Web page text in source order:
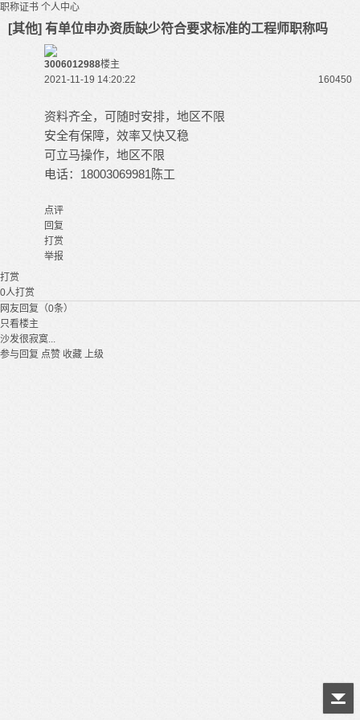
职称证书 个人中心
[其他] 有单位申办资质缺少符合要求标准的工程师职称吗
3006012988楼主
2021-11-19 14:20:22
160450
资料齐全，可随时安排，地区不限
安全有保障，效率又快又稳
可立马操作，地区不限
电话：18003069981陈工
点评
回复
打赏
举报
打赏
0人打赏
网友回复（0条）
只看楼主
沙发很寂寞...
参与回复 点赞 收藏 上级